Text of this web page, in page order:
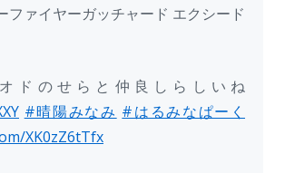
ファイヤーガッチャード エクシード
ドのせらと仲良しらしいね
#晴陽みなみ #はるみなぱーく
XK0zZ6tTfx